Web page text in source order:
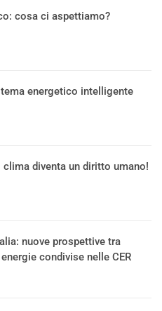
cosa ci aspettiamo?
energetico intelligente
clima diventa un diritto umano!
nuove prospettive tra
condivise nelle CER